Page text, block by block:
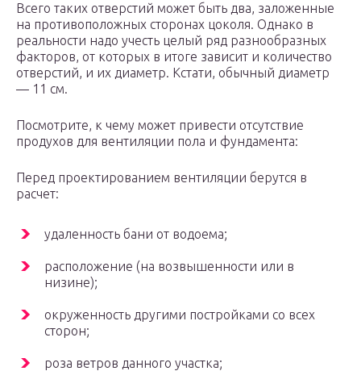
Всего таких отверстий может быть два, заложенные
на противоположных сторонах цоколя. Однако в
реальности надо учесть целый ряд разнообразных
факторов, от которых в итоге зависит и количество
отверстий, и их диаметр. Кстати, обычный диаметр
— 11 см.
Посмотрите, к чему может привести отсутствие
продухов для вентиляции пола и фундамента:
Перед проектированием вентиляции берутся в
расчет:
удаленность бани от водоема;
расположение (на возвышенности или в
низине);
окруженность другими постройками со всех
сторон;
роза ветров данного участка;